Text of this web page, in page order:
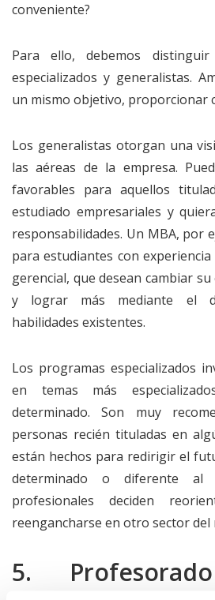
conveniente?
Para ello, debemos
especializados y generalistas.
un mismo objetivo, proporcionar
Los generalistas otorgan una
las aéreas de la empresa.
favorables para aquellos
estudiado empresariales y
responsabilidades. Un MBA, por
para estudiantes con
gerencial, que desean cambiar
y lograr más mediante el
habilidades existentes.
Los programas especializados
en temas más
determinado. Son muy
personas recién tituladas en
están hechos para redirigir el
determinado o diferente al
profesionales deciden
reengancharse en otro sector del
5. Profesorado